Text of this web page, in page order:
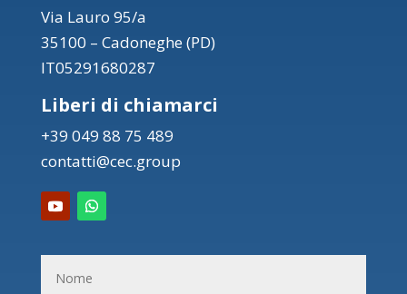
Via Lauro 95/a
35100 – Cadoneghe (PD)
IT05291680287
Liberi di chiamarci
+39 049 88 75 489
contatti@cec.group